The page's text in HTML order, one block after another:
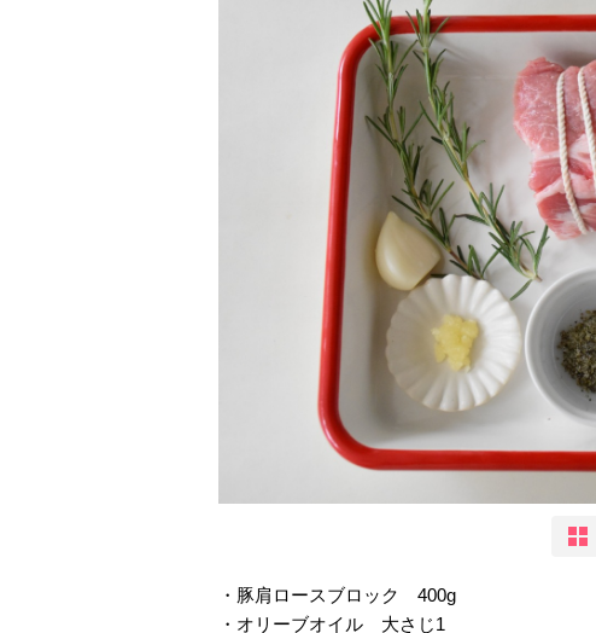
・豚肩ロースブロック 400g
・オリーブオイル 大さじ1